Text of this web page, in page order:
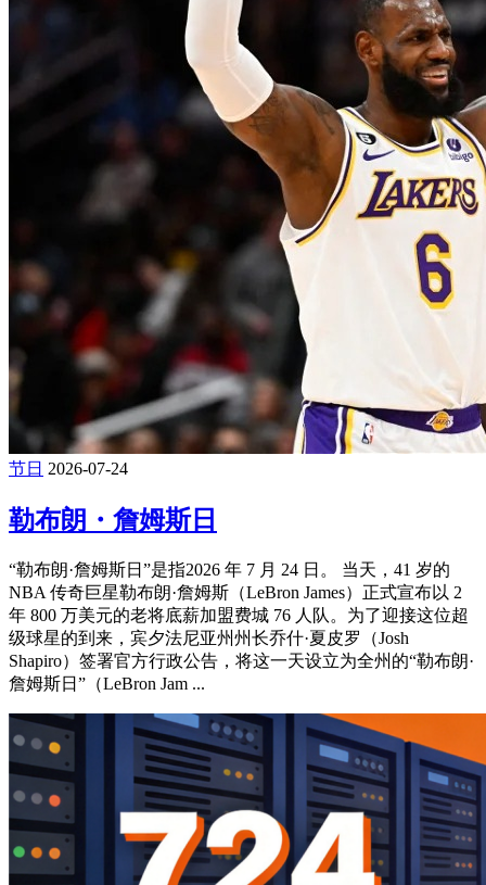
节日 2026-07-24
勒布朗・詹姆斯日
“勒布朗·詹姆斯日”是指‌2026 年 7 月 24 日‌。 当天，41 岁的
NBA 传奇巨星勒布朗·詹姆斯（LeBron James）正式宣布以 2
年 800 万美元的老将底薪加盟费城 76 人队。为了迎接这位超
级球星的到来，宾夕法尼亚州州长乔什·夏皮罗（Josh
Shapiro）签署官方行政公告，将这一天设立为全州的“勒布朗·
詹姆斯日”（LeBron Jam ...